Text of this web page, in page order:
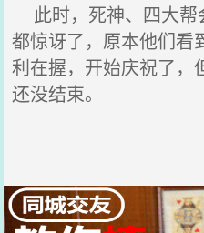
此时，死神、四大帮
都惊讶了，原本他们看
利在握，开始庆祝了，
还没结束。